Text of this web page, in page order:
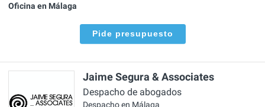
Oficina en Málaga
Pide presupuesto
Jaime Segura & Associates
Despacho de abogados
Despacho en Málaga